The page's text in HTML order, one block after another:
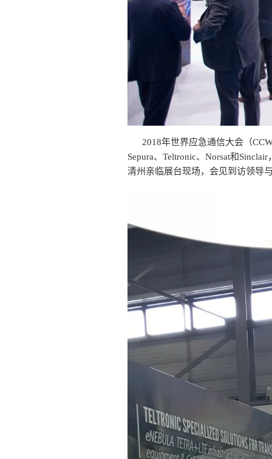
2018年世界应急通信大会（
Sepura、Teltronic、Norsat和
清州亲临展台现场，会见到访领导